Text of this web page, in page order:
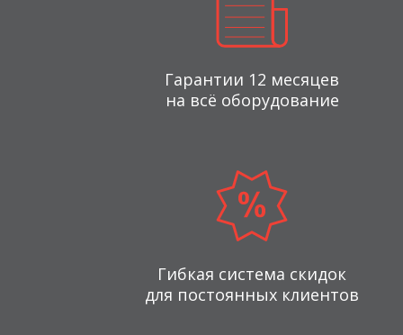
Гарантии 12 месяцев
на всё оборудование
Гибкая система скидок
для постоянных клиентов